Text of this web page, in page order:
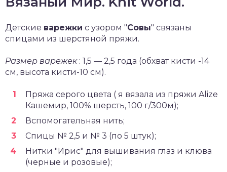
Детские варежки с узором "Совы" связаны
спицами из шерстяной пряжи.
Размер варежек: 1,5 — 2,5 года (обхват кисти -14
см, высота кисти-10 см).
Пряжа серого цвета ( я вязала из пряжи Alize
Кашемир, 100% шерсть, 100 г/300м);
Вспомогательная нить;
Спицы № 2,5 и № 3 (по 5 штук);
Нитки "Ирис" для вышивания глаз и клюва
(черные и розовые);